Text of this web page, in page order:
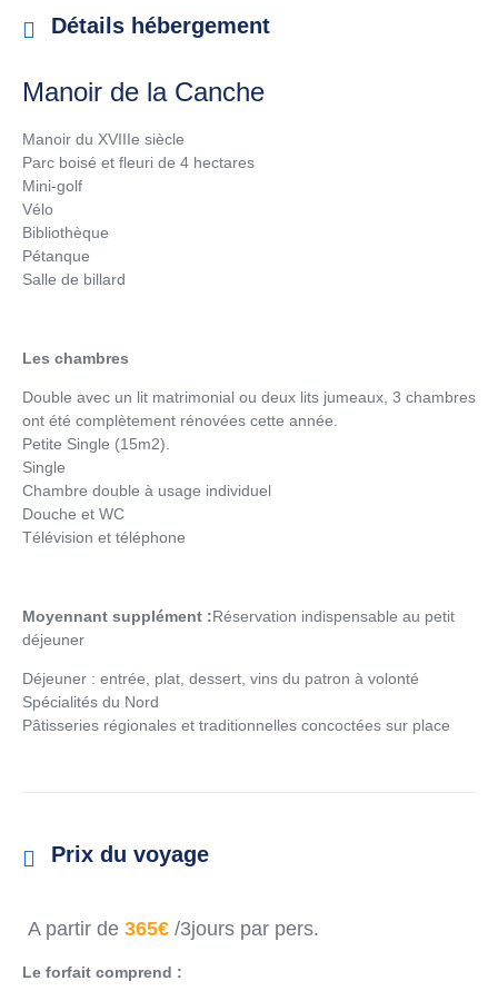
Détails hébergement
Manoir de la Canche
Manoir du XVIIIe siècle
Parc boisé et fleuri de 4 hectares
Mini-golf
Vélo
Bibliothèque
Pétanque
Salle de billard
Les chambres
Double avec un lit matrimonial ou deux lits jumeaux, 3 chambres
ont été complètement rénovées cette année.
Petite Single (15m2).
Single
Chambre double à usage individuel
Douche et WC
Télévision et téléphone
Moyennant supplément :Réservation indispensable au petit
déjeuner
Déjeuner : entrée, plat, dessert, vins du patron à volonté
Spécialités du Nord
Pâtisseries régionales et traditionnelles concoctées sur place
Prix du voyage
A partir de 365€ /3jours par pers.
Le forfait comprend :